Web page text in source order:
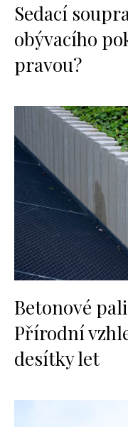
Sedací
obývacího
pravou?
Betonové
Přírodní
desítky let